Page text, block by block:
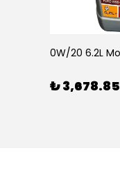
₺ 3,678.85